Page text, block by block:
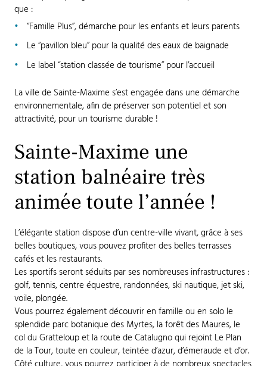
que :
“Famille Plus”, démarche pour les enfants et leurs parents
Le “pavillon bleu” pour la qualité des eaux de baignade
Le label “station classée de tourisme” pour l’accueil
La ville de Sainte-Maxime s’est engagée dans une démarche
environnementale, afin de préserver son potentiel et son
attractivité, pour un tourisme durable !
Sainte-Maxime une
station balnéaire très
animée toute l’année !
L’élégante station dispose d’un centre-ville vivant, grâce à ses
belles boutiques, vous pouvez profiter des belles terrasses
cafés et les restaurants.
Les sportifs seront séduits par ses nombreuses infrastructures :
golf, tennis, centre équestre, randonnées, ski nautique, jet ski,
voile, plongée.
Vous pourrez également découvrir en famille ou en solo le
splendide parc botanique des Myrtes, la forêt des Maures, le
col du Gratteloup et la route de Catalugno qui rejoint Le Plan
de la Tour, toute en couleur, teintée d’azur, d’émeraude et d’or.